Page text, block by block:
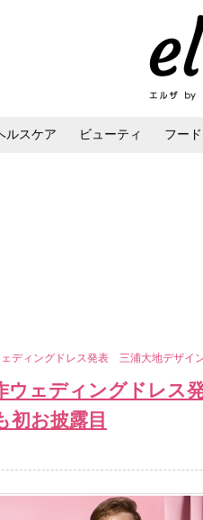
ルスケア ビューティ フード
ディングドレス発表 三浦大地デザイ
ウェディングドレス
初お披露目